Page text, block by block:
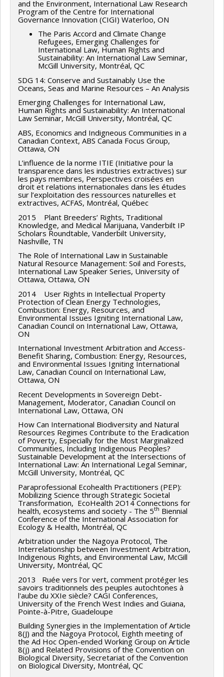
and the Environment, International Law Research
Program of the Centre for International
Governance Innovation (CIGI) Waterloo, ON
The Paris Accord and Climate Change
Refugees, Emerging Challenges for
International Law, Human Rights and
Sustainability: An International Law Seminar,
McGill University, Montréal, QC
SDG 14: Conserve and Sustainably Use the
Oceans, Seas and Marine Resources – An Analysis
Emerging Challenges for International Law,
Human Rights and Sustainability: An International
Law Seminar, McGill University, Montréal, QC
ABS, Economics and Indigneous Communities in a
Canadian Context, ABS Canada Focus Group,
Ottawa, ON
L’influence de la norme ITIE (Initiative pour la
transparence dans les industries extractives) sur
les pays membres, Perspectives croisées en
droit et relations internationales dans les études
sur l’ exploitation des ressources naturelles et
extractives, ACFAS, Montréal, Québec
2015 Plant Breeders’ Rights, Traditional
Knowledge, and Medical Marijuana, Vanderbilt IP
Scholars Roundtable, Vanderbilt University,
Nashville, TN
The Role of International Law in Sustainable
Natural Resource Management: Soil and Forests,
International Law Speaker Series, University of
Ottawa, Ottawa, ON
2014 User Rights in Intellectual Property
Protection of Clean Energy Technologies,
Combustion: Energy, Resources, and
Environmental Issues Igniting International Law,
Canadian Council on International Law, Ottawa,
ON
International Investment Arbitration and Access-
Benefit Sharing, Combustion: Energy, Resources,
and Environmental Issues Igniting International
Law, Canadian Council on International Law,
Ottawa, ON
Recent Developments in Sovereign Debt-
Management, Moderator, Canadian Council on
International Law, Ottawa, ON
How Can International Biodiversity and Natural
Resources Regimes Contribute to the Eradication
of Poverty, Especially for the Most Marginalized
Communities, Including Indigenous Peoples?
Sustainable Development at the Intersections of
International Law: An International Legal Seminar,
McGill University, Montréal, QC
Paraprofessional Ecohealth Practitioners (PEP):
Mobilizing Science through Strategic Societal
Transformation, EcoHealth 2O14 Connections for
health, ecosystems and society - The 5th Biennial
Conference of the International Association for
Ecology & Health, Montréal, QC
Arbitration under the Nagoya Protocol, The
Interrelationship between Investment Arbitration,
Indigenous Rights, and Environmental Law, McGill
University, Montréal, QC
2013 Ruée vers l'or vert, comment protéger les
savoirs traditionnels des peuples autochtones à
l'aube du XXIe siècle? CAGI Conferences,
University of the French West Indies and Guiana,
Pointe-à-Pitre, Guadeloupe
Building Synergies in the Implementation of Article
8(J) and the Nagoya Protocol, Eighth meeting of
the Ad Hoc Open-ended Working Group on Article
8(j) and Related Provisions of the Convention on
Biological Diversity, Secretariat of the Convention
on Biological Diversity, Montréal, QC